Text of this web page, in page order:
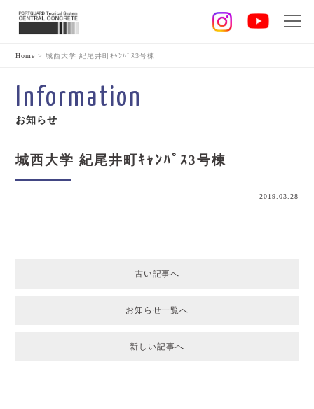
Home >城西大学 紀尾井町ｷｬﾝﾊﾟｽ3号棟
Information
お知らせ
城西大学 紀尾井町ｷｬﾝﾊﾟｽ3号棟
2019.03.28
古い記事へ
お知らせ一覧へ
新しい記事へ